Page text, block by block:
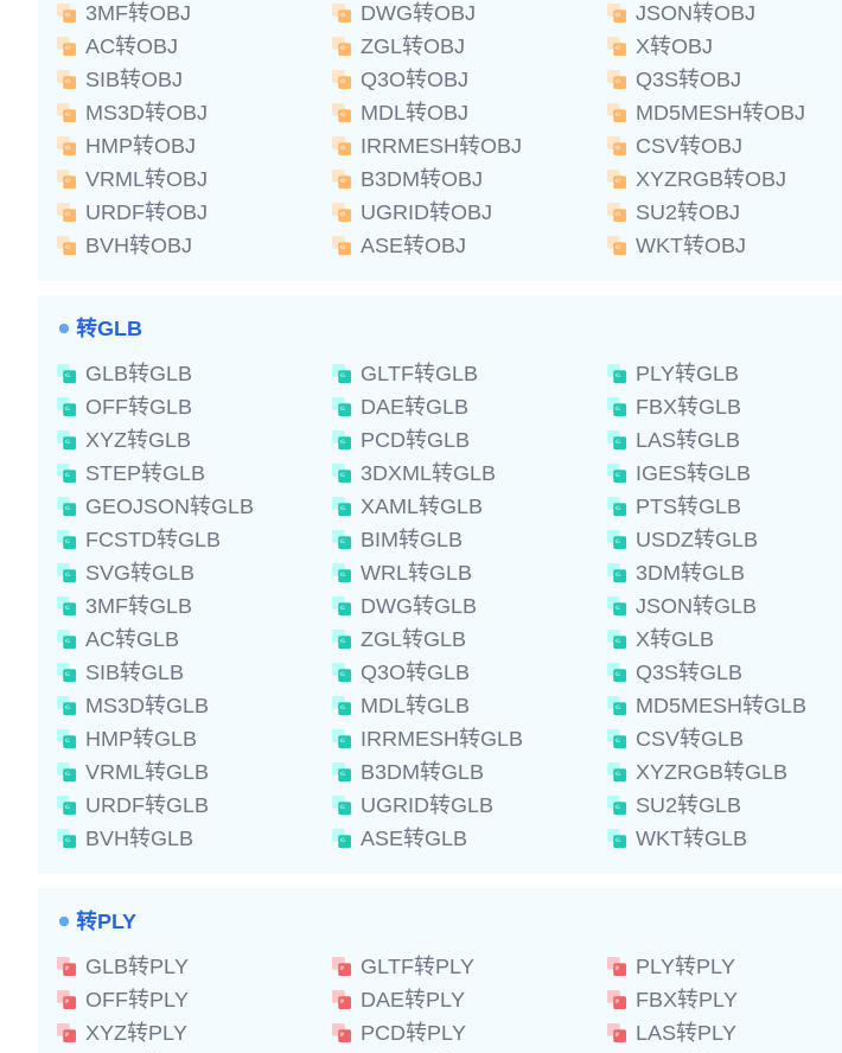
3MF转OBJ
DWG转OBJ JSON转OBJ
AC转OBJ
ZGL转OBJ X转OBJ
SIB转OBJ
Q3O转OBJ Q3S转OBJ
MS3D转OBJ
MDL转OBJ MD5MESH转OBJ
HMP转OBJ
IRRMESH转OBJ CSV转OBJ
VRML转OBJ
B3DM转OBJ XYZRGB转OBJ
URDF转OBJ
UGRID转OBJ SU2转OBJ
BVH转OBJ
ASE转OBJ WKT转OBJ
转GLB
GLB转GLB
GLTF转GLB PLY转GLB
OFF转GLB
DAE转GLB FBX转GLB
XYZ转GLB
PCD转GLB LAS转GLB
STEP转GLB
3DXML转GLB IGES转GLB
GEOJSON转GLB
XAML转GLB PTS转GLB
FCSTD转GLB
BIM转GLB USDZ转GLB
SVG转GLB
WRL转GLB 3DM转GLB
3MF转GLB
DWG转GLB JSON转GLB
AC转GLB
ZGL转GLB X转GLB
SIB转GLB
Q3O转GLB Q3S转GLB
MS3D转GLB
MDL转GLB MD5MESH转GLB
HMP转GLB
IRRMESH转GLB CSV转GLB
VRML转GLB
B3DM转GLB XYZRGB转GLB
URDF转GLB
UGRID转GLB SU2转GLB
BVH转GLB
ASE转GLB WKT转GLB
转PLY
GLB转PLY
GLTF转PLY PLY转PLY
OFF转PLY
DAE转PLY FBX转PLY
XYZ转PLY
PCD转PLY LAS转PLY